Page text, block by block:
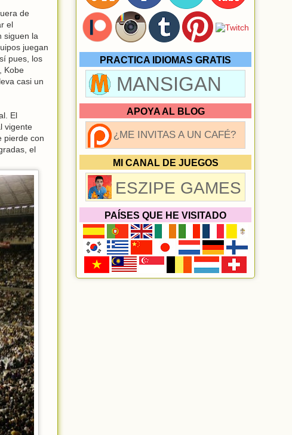
de
el
siguen la
juegan
pues, los
Kobe
casi un
El
vigente
pierde con
el
PRACTICA IDIOMAS GRATIS
MANSIGAN
APOYA AL BLOG
¿ME INVITAS A UN CAFÉ?
MI CANAL DE JUEGOS
ESZIPE GAMES
PAÍSES QUE HE VISITADO